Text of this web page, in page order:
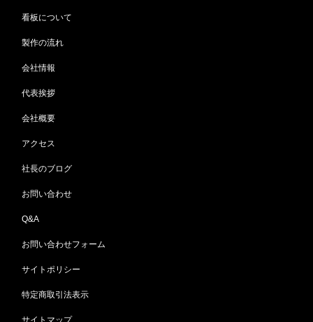
看板について
製作の流れ
会社情報
代表挨拶
会社概要
アクセス
社長のブログ
お問い合わせ
Q&A
お問い合わせフォーム
サイトポリシー
特定商取引法表示
サイトマップ